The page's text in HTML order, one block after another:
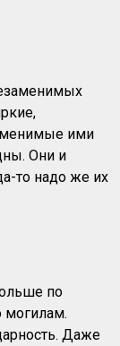
ими
Они и
то надо же их
по
могилам.
Даже